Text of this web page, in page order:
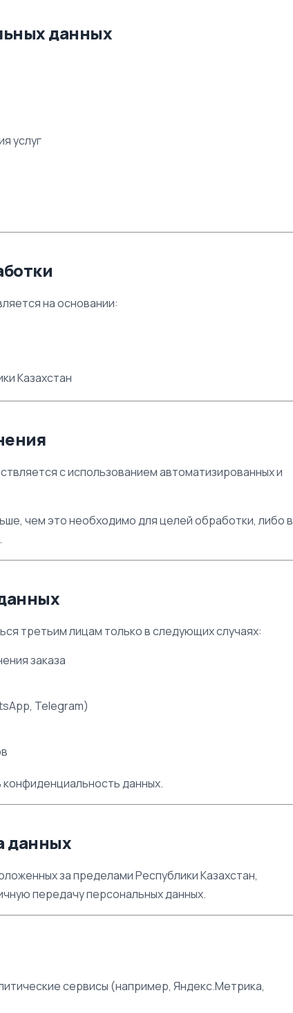
данных
услуг
на основании:
Казахстан
с использованием автоматизированных и
чем это необходимо для целей обработки, либо в
третьим лицам только в следующих случаях:
заказа
Telegram)
данных.
данных
за пределами Республики Казахстан,
передачу персональных данных.
сервисы (например, Яндекс.Метрика,